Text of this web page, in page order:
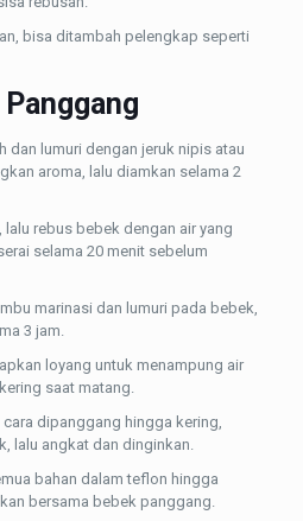
bisa ditambah pelengkap seperti
dan lumuri dengan jeruk nipis atau
aroma, lalu diamkan selama 2
rebus bebek dengan air yang
selama 20 menit sebelum
marinasi dan lumuri pada bebek,
3 jam.
loyang untuk menampung air
saat matang.
dipanggang hingga kering,
lalu angkat dan dinginkan.
bahan dalam teflon hingga
bersama bebek panggang.